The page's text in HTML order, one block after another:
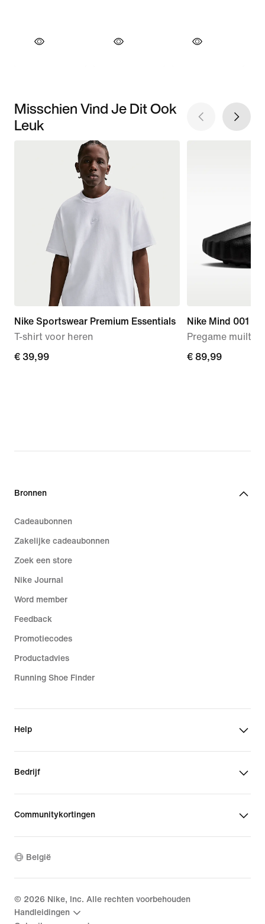
Misschien Vind Je Dit Ook
Leuk
Nike Sportswear Premium Essentials
T-shirt voor heren
€ 39,99
€ 39,99
Nike Mind 001
Pregame
€ 89,99
€ 89,99
Bronnen
Cadeaubonnen
Zakelijke cadeaubonnen
Zoek een store
Nike Journal
Word member
Feedback
Promotiecodes
Productadvies
Running Shoe Finder
Help
Bedrijf
Communitykortingen
België
© 2026 Nike, Inc. Alle rechten voorbehouden
Handleidingen